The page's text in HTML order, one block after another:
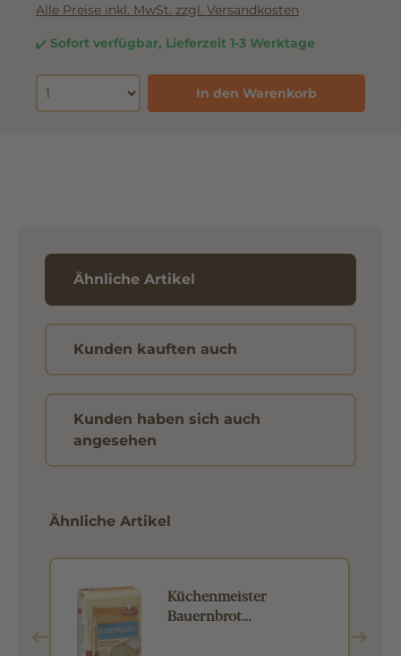
Alle Preise inkl. MwSt. zzgl. Versandkosten
Sofort verfügbar, Lieferzeit 1-3 Werktage
In den Warenkorb
Ähnliche Artikel
Kunden kauften auch
Kunden haben sich auch
angesehen
Ähnliche Artikel
Küchenmeister
Bauernbrot